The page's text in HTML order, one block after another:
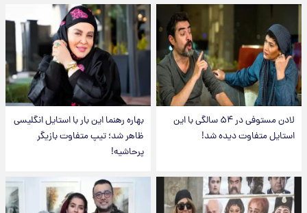
لادن مستوفی در ۵۴ سالگی با این
استایل متفاوت دیده شد!
بهاره رهنما این بار با استایل انگلیسی
ظاهر شد؛ تیپ متفاوت بازیگر
پرحاشیه!